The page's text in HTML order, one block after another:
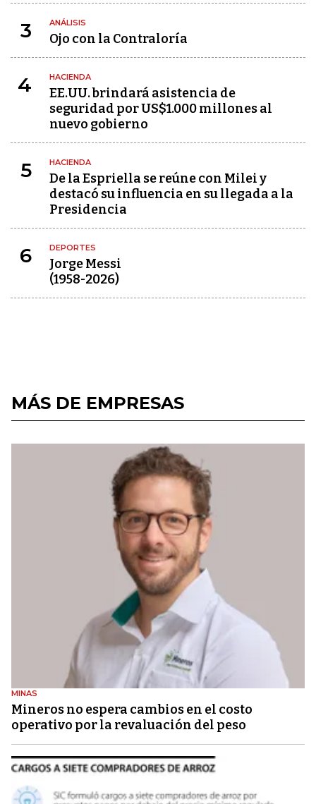
3 ANÁLISIS
Ojo con la Contraloría
4 HACIENDA
EE.UU. brindará asistencia de
seguridad por US$1.000 millones al
nuevo gobierno
5 HACIENDA
De la Espriella se reúne con Milei y
destacó su influencia en su llegada a la
Presidencia
6 DEPORTES
Jorge Messi
(1958-2026)
MÁS DE EMPRESAS
MINAS
Mineros no espera cambios en el costo
operativo por la revaluación del peso